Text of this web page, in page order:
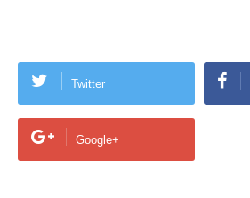
Twitter
Google+